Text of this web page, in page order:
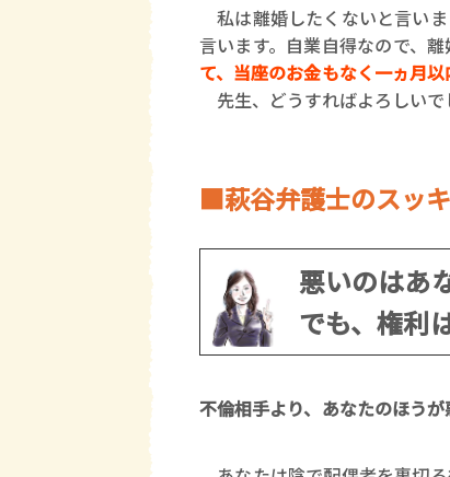
私は離婚したくないと言い
言います。自業自得なので、
て、当座のお金もなく一ヵ月
先生、どうすればよろしいで
■萩谷弁護士のスッ
悪いのはあ
でも、権利
不倫相手より、あなたのほう